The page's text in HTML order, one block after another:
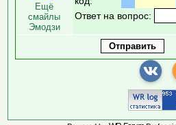
Ещё
смайлы
Эмодзи
Ответ на вопрос: